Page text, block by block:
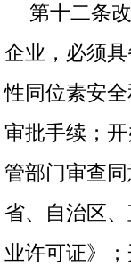
第十二条
企业，必须
性同位素安
审批手续；
管部门审查
省、自治区
业许可证》